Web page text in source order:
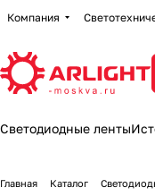
Компания
Светодиодные ленты
Главная Каталог